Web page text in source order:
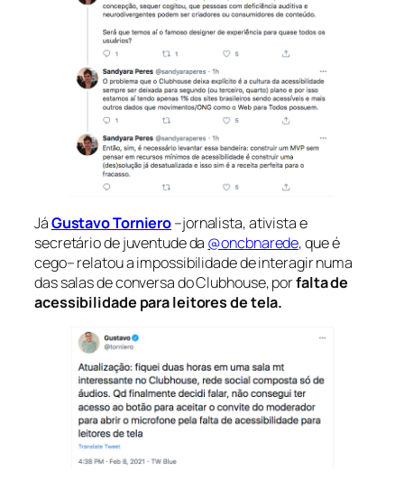
JáGustavo Torniero–jornalista, ativista e
secretário de juventude da @oncbnarede,que é
cego– relatou a impossibilidade de interagir numa
das salas de conversa do Clubhouse, porfalta de
acessibilidade para leitores de tela.